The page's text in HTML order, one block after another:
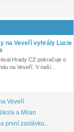
na Veveří vyhrály Lucie
Hrady CZ pokračuje o
na Veveří. V naší...
Veveří
a Milan
první zastávku...